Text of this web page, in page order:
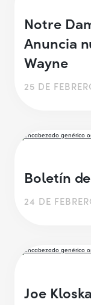
Notre
Anuncia
Wayne
25 DE
Boletín
24 DE
Joe